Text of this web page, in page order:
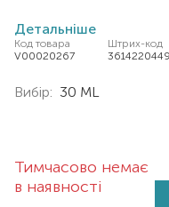
Детальніше
Код товара
V00020267
Штрих-код
Вибір: 30 ML
Тимчасово немає
в наявності